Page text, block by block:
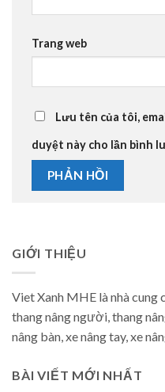
Trang web
Lưu tên của tôi,
duyệt này cho lần bình
GIỚI THIỆU
Viet Xanh MHE là nhà cung
thang nâng người, thang
nâng bàn, xe nâng tay, xe
BÀI VIẾT MỚI NHẤT